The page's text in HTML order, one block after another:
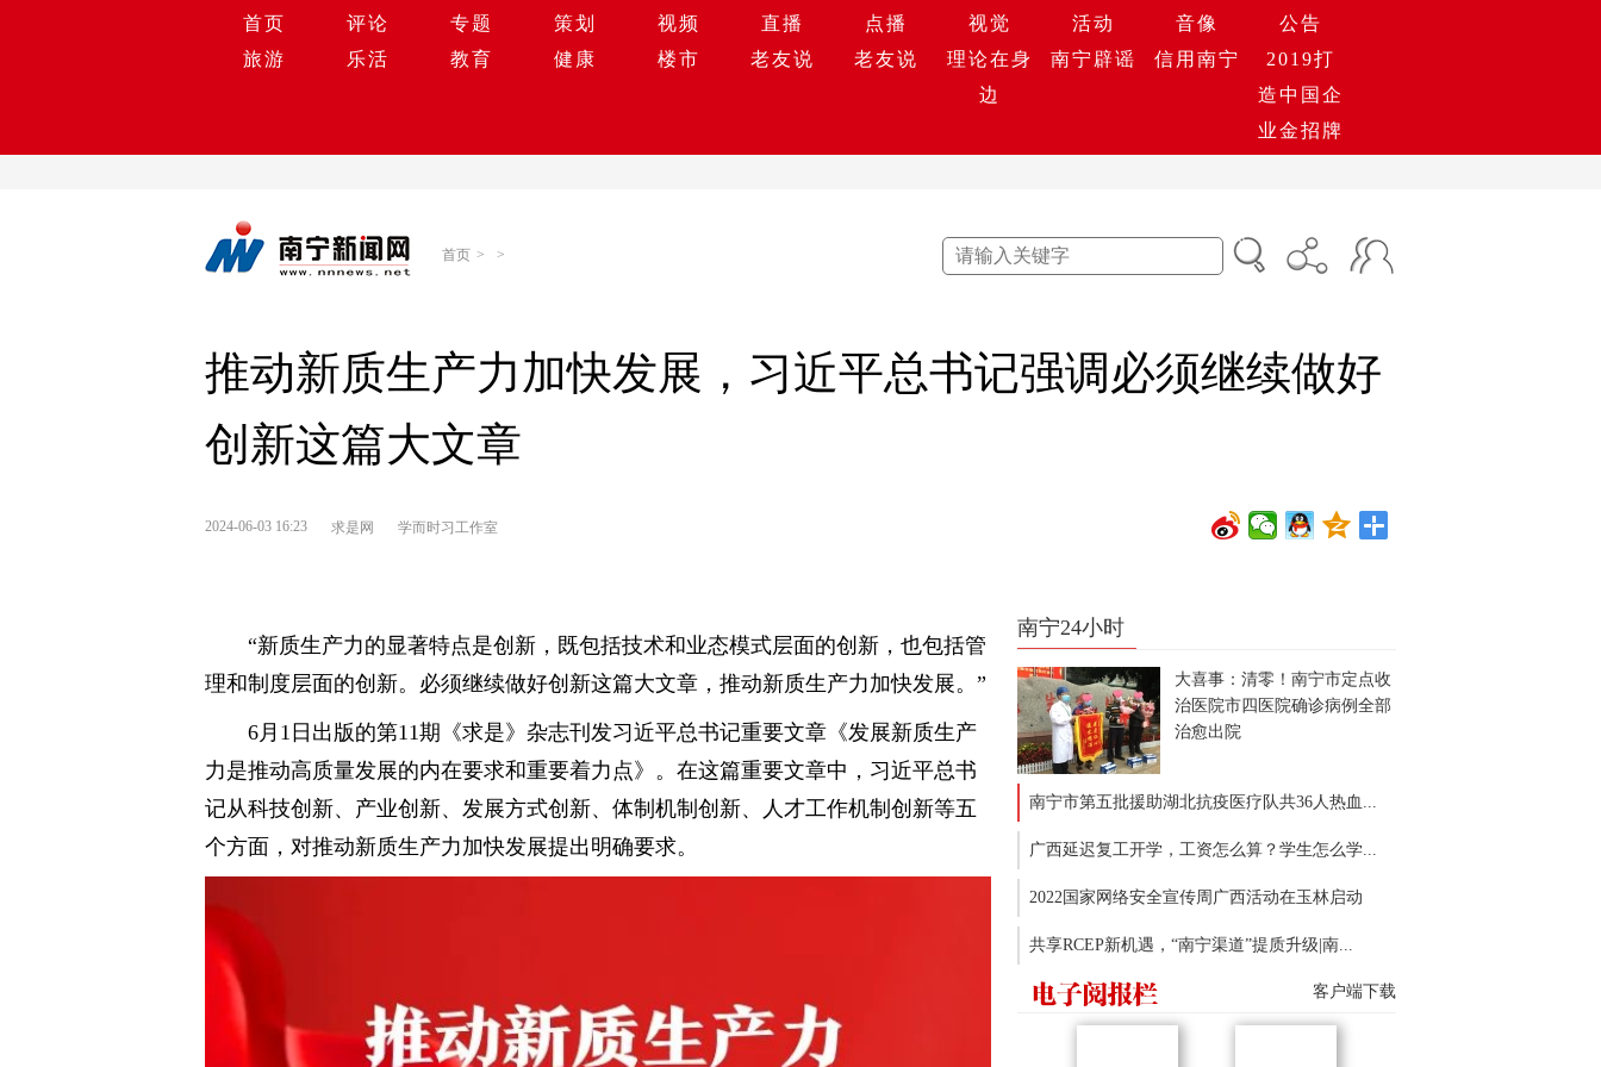
首页 评论 专题 策划 视频 直播 点播 视觉 活动 音像
公告
旅游
乐活 教育 健康 楼市 老友说 老友说
理论在身
边
南宁辟谣 信用南宁
2019打
造中国企
业金招牌
首页 > >
推动新质生产力加快发展，习近平总书记强调必须继续做好
创新这篇大文章
2024-06-03 16:23 求是网 学而时习工作室
“新质生产力的显著特点是创新，既包括技术和业态模式层面的创新，也包括管
理和制度层面的创新。必须继续做好创新这篇大文章，推动新质生产力加快发展。”
6月1日出版的第11期《求是》杂志刊发习近平总书记重要文章《发展新质生产
力是推动高质量发展的内在要求和重要着力点》。在这篇重要文章中，习近平总书
记从科技创新、产业创新、发展方式创新、体制机制创新、人才工作机制创新等五
个方面，对推动新质生产力加快发展提出明确要求。
南宁24小时
大喜事：清零！南宁市定点收
治医院市四医院确诊病例全部
治愈出院
南宁市第五批援助湖北抗疫医疗队共36人热血...
广西延迟复工开学，工资怎么算？学生怎么学...
2022国家网络安全宣传周广西活动在玉林启动
共享RCEP新机遇，“南宁渠道”提质升级|南...
客户端下载